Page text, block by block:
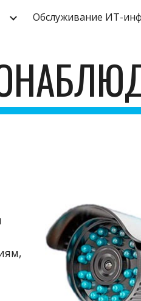
to navigation